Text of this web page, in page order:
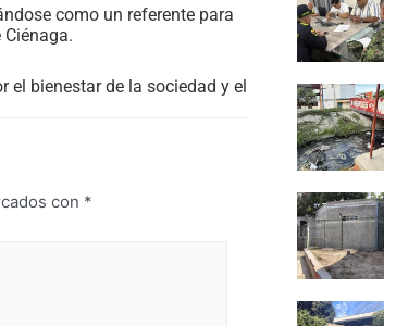
como un referente para
bienestar de la sociedad y el
con *